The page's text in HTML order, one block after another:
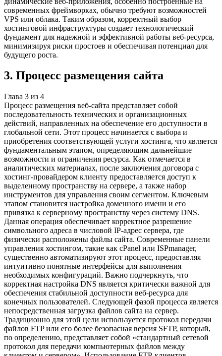
современных фреймворках, обычно требуют возможностей
VPS или облака. Таким образом, корректный выбор
хостинговой инфраструктуры создает технологический
фундамент для надежной и эффективной работы веб-ресурса,
минимизируя риски простоев и обеспечивая потенциал для
будущего роста.
3. Процесс размещения сайта
Глава 3 из 4
Процесс размещения веб-сайта представляет собой
последовательность технических и организационных
действий, направленных на обеспечение его доступности в
глобальной сети. Этот процесс начинается с выбора и
приобретения соответствующей услуги хостинга, что является
фундаментальным этапом, определяющим дальнейшие
возможности и ограничения ресурса. Как отмечается в
аналитических материалах, после заключения договора с
хостинг-провайдером клиенту предоставляется доступ к
выделенному пространству на сервере, а также набор
инструментов для управления своим сегментом. Ключевым
этапом становится настройка доменного имени и его
привязка к серверному пространству через систему DNS.
Данная операция обеспечивает корректное разрешение
символьного адреса в числовой IP-адрес сервера, где
физически расположены файлы сайта. Современные панели
управления хостингом, такие как cPanel или ISPmanager,
существенно автоматизируют этот процесс, предоставляя
интуитивно понятные интерфейсы для выполнения
необходимых конфигураций. Важно подчеркнуть, что
корректная настройка DNS является критически важной для
обеспечения стабильной доступности веб-ресурса для
конечных пользователей. Следующей фазой процесса является
непосредственная загрузка файлов сайта на сервер.
Традиционно для этой цели используется протокол передачи
файлов FTP или его более безопасная версия SFTP, который,
по определению, представляет собой «стандартный сетевой
протокол для передачи компьютерных файлов между